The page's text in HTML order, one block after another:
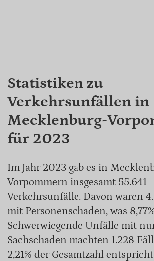
Statistiken zu
Verkehrsunfällen in
Mecklenburg-
für 2023
Im Jahr 2023 gab es in
Vorpommern insgesamt 55.641
Verkehrsunfälle. Davon waren
mit Personenschaden, was
Schwerwiegende Unfälle mit
Sachschaden machten 1.228
2,21% der Gesamtzahl